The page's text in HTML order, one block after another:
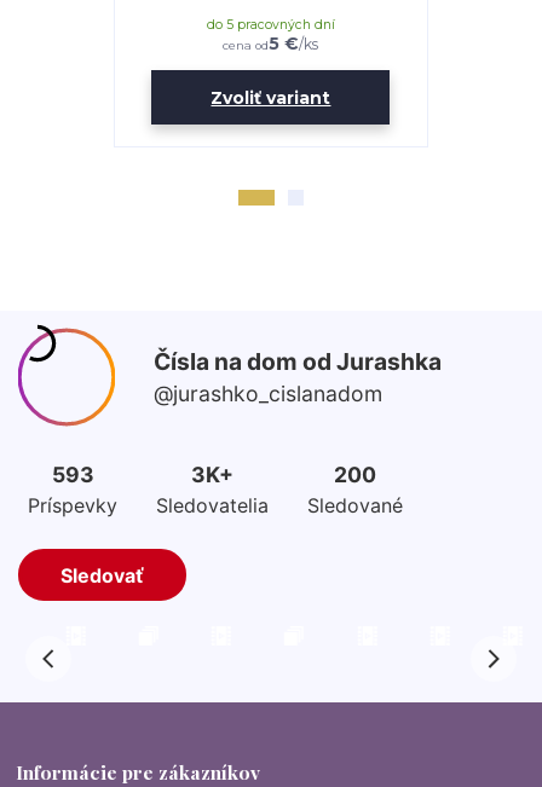
cena od5 €/ks
do 5 pracovných dní
Zvoliť variant
Informácie pre zákazníkov